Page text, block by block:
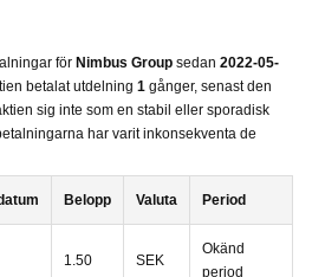
för Nimbus Group sedan 2022-05-
betalat utdelning 1 gånger, senast den
sig inte som en stabil eller sporadisk
har varit inkonsekventa de
Belopp Valuta Period
1.50 SEK
Okänd
period